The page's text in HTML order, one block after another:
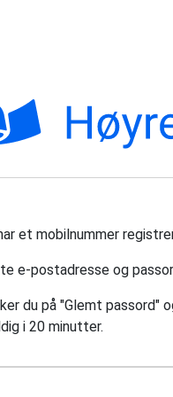
et mobilnummer
e-postadresse og
du på "Glemt passord"
i 20 minutter.